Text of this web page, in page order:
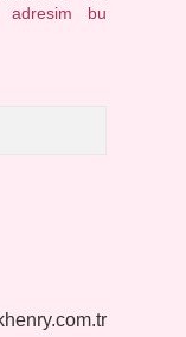
adresim bu